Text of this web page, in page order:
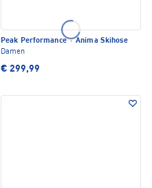
Peak Performance·Anima Skihose
Damen
€ 299,99